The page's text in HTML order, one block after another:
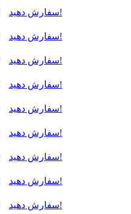
سفارش دهید!
سفارش دهید!
سفارش دهید!
سفارش دهید!
سفارش دهید!
سفارش دهید!
سفارش دهید!
سفارش دهید!
سفارش دهید!